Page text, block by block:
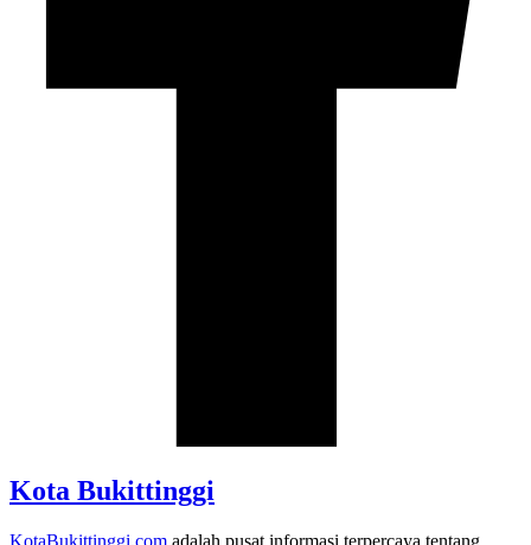
Kota Bukittinggi
KotaBukittinggi.com adalah pusat informasi terpercaya tentang